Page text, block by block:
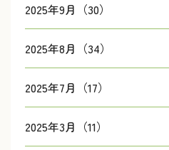
2025年9月（30）
2025年8月（34）
2025年7月（17）
2025年3月（11）